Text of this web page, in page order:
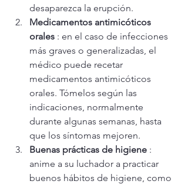
desaparezca la erupción.
Medicamentos antimicóticos
orales : en el caso de infecciones
más graves o generalizadas, el
médico puede recetar
medicamentos antimicóticos
orales. Tómelos según las
indicaciones, normalmente
durante algunas semanas, hasta
que los síntomas mejoren.
Buenas prácticas de higiene :
anime a su luchador a practicar
buenos hábitos de higiene, como